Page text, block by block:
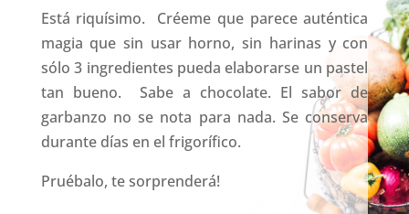
Está riquísimo. Créeme que parece auténtica
magia que sin usar horno, sin harinas y con
sólo 3 ingredientes pueda elaborarse un pastel
tan bueno. Sabe a chocolate. El sabor de
garbanzo no se nota para nada. Se conserva
durante días en el frigorífico.
Pruébalo, te sorprenderá!